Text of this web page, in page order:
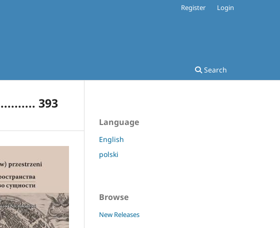
Search
Register Login
393
Language
English
polski
Browse
New Releases